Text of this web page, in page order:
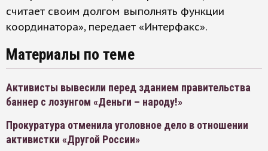
считает своим долгом выполнять функции
координатора», передает «Интерфакс».
Материалы по теме
Активисты вывесили перед зданием правительства
баннер с лозунгом «Деньги – народу!»
Прокуратура отменила уголовное дело в отношении
активистки «Другой России»